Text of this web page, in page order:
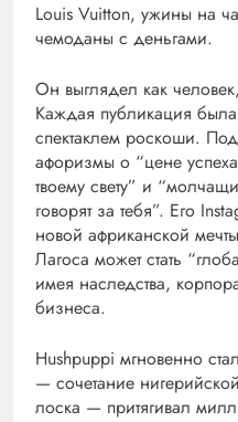
Louis Vuitton, ужины на
чемоданы с деньгами.
Он выглядел как
Каждая публикация
спектаклем роскоши.
афоризмы о “цене
твоему свету” и
говорят за тебя”. Его
новой африканской
Лагоса может стать
имея наследства,
бизнеса.
Hushpuppi мгновенно
— сочетание
лоска — притягивал